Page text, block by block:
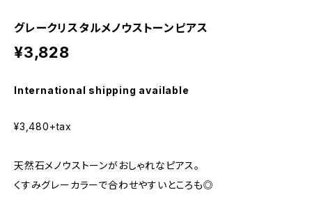
グレークリスタルメノウストーンピアス
¥3,828
International shipping available
¥3,480+tax
天然石メノウストーンがおしゃれなピアス。
くすみグレーカラーで合わせやすいところも◎